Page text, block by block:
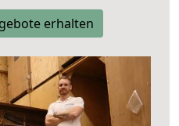
erhalten